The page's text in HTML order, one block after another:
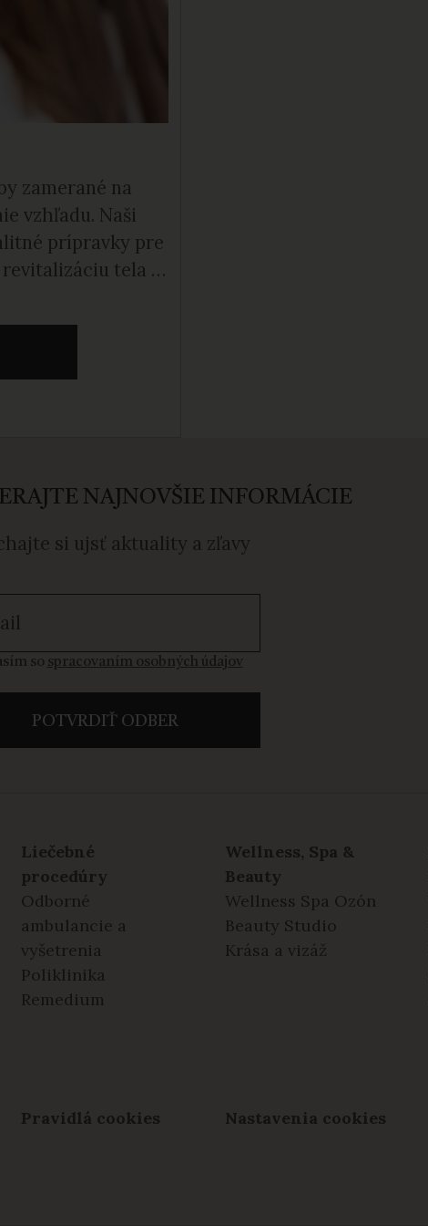
zamerané na
vzhľadu. Naši
prípravky pre
tela i
NAJNOVŠIE INFORMÁCIE
si ujsť aktuality a zľavy
so spracovaním osobných údajov
so spracovaním osobných údajov
POTVRDIŤ ODBER
Liečebné
procedúry
Odborné
ambulancie a
vyšetrenia
Poliklinika
Remedium
Wellness, Spa &
Beauty
Wellness Spa Ozón
Beauty Studio
Krása a vizáž
Pravidlá cookies Nastavenia cookies